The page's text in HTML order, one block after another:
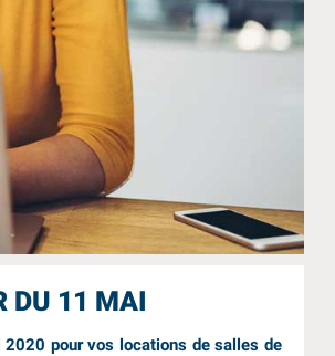
DU 11 MAI
2020 pour vos locations de salles de
COWORKING